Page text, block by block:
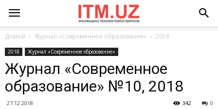
Домой Журнал «Современное образование» 2018
2018 Журнал «Современное образование»
Журнал «Современное
образование» №10, 2018
27.12.2018 0
342